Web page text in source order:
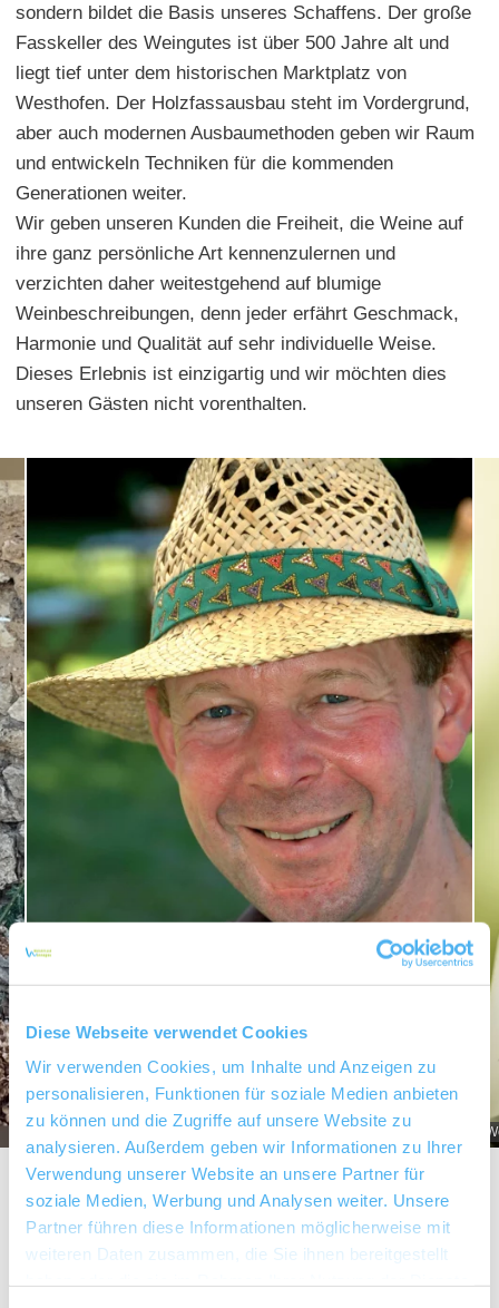
Diese Webseite verwendet Cookies
Wir verwenden Cookies, um Inhalte und Anzeigen zu
personalisieren, Funktionen für soziale Medien anbieten
zu können und die Zugriffe auf unsere Website zu
analysieren. Außerdem geben wir Informationen zu Ihrer
Verwendung unserer Website an unsere Partner für
soziale Medien, Werbung und Analysen weiter. Unsere
Partner führen diese Informationen möglicherweise mit
weiteren Daten zusammen, die Sie ihnen bereitgestellt
sondern bildet die Basis unseres Schaffens. Der große
Fasskeller des Weingutes ist über 500 Jahre alt und
liegt tief unter dem historischen Marktplatz von
Westhofen. Der Holzfassausbau steht im Vordergrund,
aber auch modernen Ausbaumethoden geben wir Raum
und entwickeln Techniken für die kommenden
Generationen weiter.
Wir geben unseren Kunden die Freiheit, die Weine auf
ihre ganz persönliche Art kennenzulernen und
verzichten daher weitestgehend auf blumige
Weinbeschreibungen, denn jeder erfährt Geschmack,
Harmonie und Qualität auf sehr individuelle Weise.
Dieses Erlebnis ist einzigartig und wir möchten dies
unseren Gästen nicht vorenthalten.
Weingut K. F. Groebe_Friedrich GroebeI
Über uns